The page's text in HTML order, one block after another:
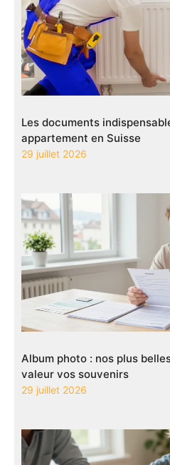
Les documents
appartement en Suisse
29 juillet 2026
Album photo : nos plus
valeur vos souvenirs
29 juillet 2026